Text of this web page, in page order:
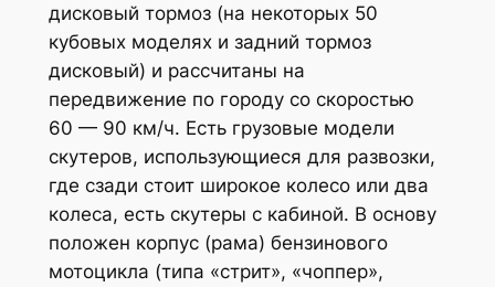
дисковый тормоз (на некоторых 50
кубовых моделях и задний тормоз
дисковый) и рассчитаны на
передвижение по городу со скоростью
60 — 90 км/ч. Есть грузовые модели
скутеров, использующиеся для развозки,
где сзади стоит широкое колесо или два
колеса, есть скутеры с кабиной. В основу
положен корпус (рама) бензинового
мотоцикла (типа «стрит», «чоппер»,